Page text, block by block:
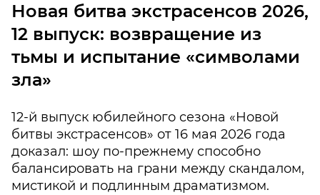
Новая битва экстрасенсов 2026,
12 выпуск: возвращение из
тьмы и испытание «символами
зла»
12-й выпуск юбилейного сезона «Новой
битвы экстрасенсов» от 16 мая 2026 года
доказал: шоу по-прежнему способно
балансировать на грани между скандалом,
мистикой и подлинным драматизмом.